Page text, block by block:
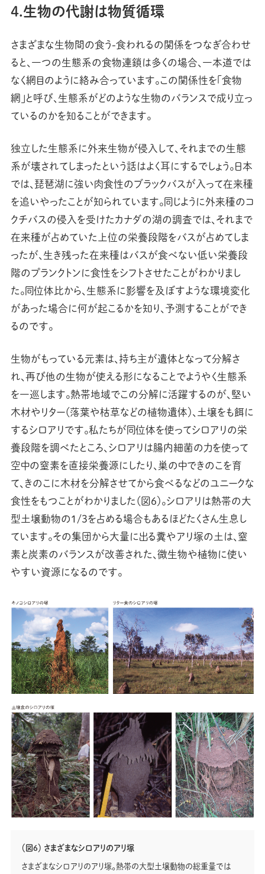
4.生物の代謝は物質循環
さまざまな生物間の食う-食われるの関係をつなぎ合わせ
ると、一つの生態系の食物連鎖は多くの場合、一本道では
なく網目のように絡み合っています。この関係性を「食物
網」と呼び、生態系がどのような生物のバランスで成り立っ
ているのかを知ることができます。
独立した生態系に外来生物が侵入して、それまでの生態
系が壊されてしまったという話はよく耳にするでしょう。日本
では、琵琶湖に強い肉食性のブラックバスが入って在来種
を追いやったことが知られています。同じように外来種のコ
クチバスの侵入を受けたカナダの湖の調査では、それまで
在来種が占めていた上位の栄養段階をバスが占めてしま
ったが、生き残った在来種はバスが食べない低い栄養段
階のプランクトンに食性をシフトさせたことがわかりまし
た。同位体比から、生態系に影響を及ぼすような環境変化
があった場合に何が起こるかを知り、予測することができ
るのです。
生物がもっている元素は、持ち主が遺体となって分解さ
れ、再び他の生物が使える形になることでようやく生態系
を一巡します。熱帯地域でこの分解に活躍するのが、堅い
木材やリター（落葉や枯草などの植物遺体）、土壌をも餌に
するシロアリです。私たちが同位体を使ってシロアリの栄
養段階を調べたところ、シロアリは腸内細菌の力を使って
空中の窒素を直接栄養源にしたり、巣の中できのこを育
て、きのこに木材を分解させてから食べるなどのユニークな
食性をもつことがわかりました（図6）。シロアリは熱帯の大
型土壌動物の1/3を占める場合もあるほどたくさん生息し
ています。その集団から大量に出る糞やアリ塚の土は、窒
素と炭素のバランスが改善された、微生物や植物に使い
やすい資源になるのです。
（図6） さまざまなシロアリのアリ塚
さまざまなシロアリのアリ塚。熱帯の大型土壌動物の総重量では